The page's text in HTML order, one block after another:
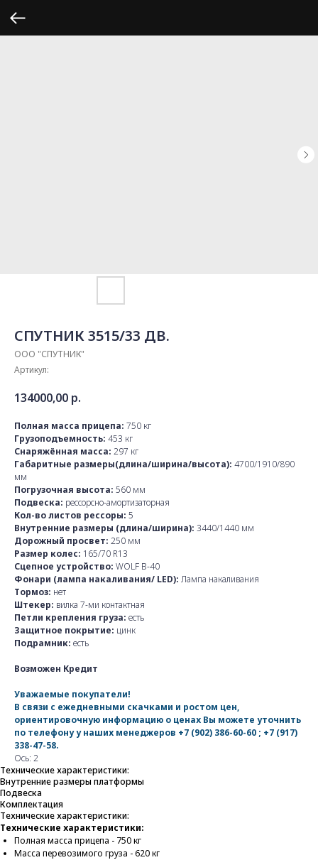
СПУТНИК 3515/33 ДВ.
ООО "СПУТНИК"
Артикул:
134000,00 р.
Полная масса прицепа: 750 кг
Грузоподъемность: 453 кг
Снаряжённая масса: 297 кг
Габаритные размеры(длина/ширина/высота): 4700/1910/890
мм
Погрузочная высота: 560 мм
Подвеска: рессорсно-амортизаторная
Кол-во листов рессоры: 5
Внутренние размеры (длина/ширина): 3440/1440 мм
Дорожный просвет: 250 мм
Размер колес: 165/70 R13
Сцепное устройство: WOLF B-40
Фонари (лампа накаливания/ LED): Лампа накаливания
Тормоз: нет
Штекер: вилка 7-ми контактная
Петли крепления груза: есть
Защитное покрытие: цинк
Подрамник: есть
Возможен Кредит
Уважаемые покупатели!
В связи с ежедневными скачками и ростом цен,
ориентировочную информацию о ценах Вы можете уточнить
по телефону у наших менеджеров +7 (902) 386-60-60 ; +7 (917)
338-47-58.
Ось: 2
Технические характеристики:
Внутренние размеры платформы
Подвеска
Комплектация
Технические характеристики:
Технические характеристики:
Полная масса прицепа - 750 кг
Масса перевозимого груза - 620 кг